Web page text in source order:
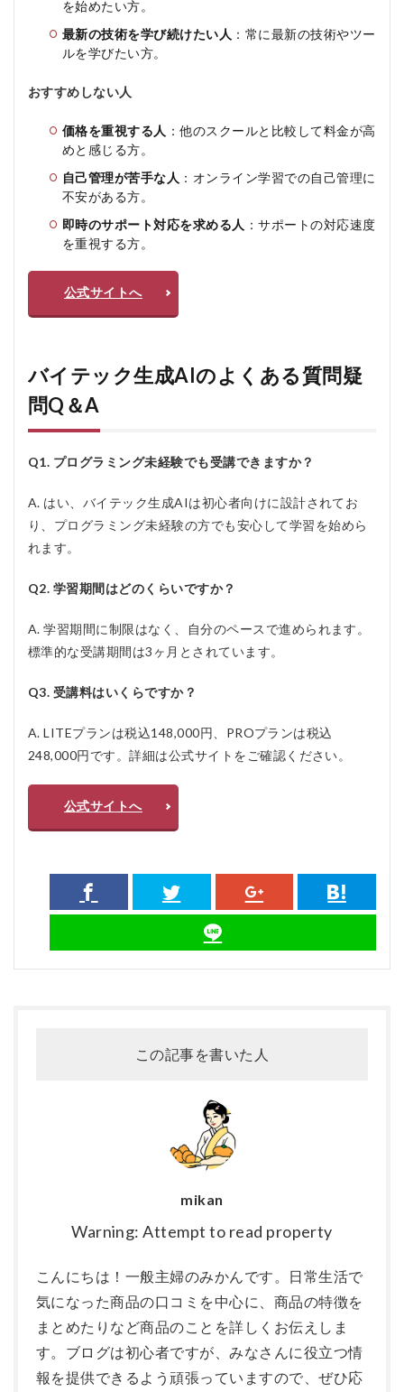
を始めたい方。
最新の技術を学び続けたい人 ：常に最新の技術やツー
ルを学びたい方。
おすすめしない人
価格を重視する人 ：他のスクールと比較して料金が高
めと感じる方。
自己管理が苦手な人 ：オンライン学習での自己管理に
不安がある方。
即時のサポート対応を求める人 ：サポートの対応速度
を重視する方。
公式サイトへ
バイテック生成AIのよくある質問疑
問Q＆A
Q1. プログラミング未経験でも受講できますか？
A. はい、バイテック生成AIは初心者向けに設計されてお
り、プログラミング未経験の方でも安心して学習を始めら
れます。
Q2. 学習期間はどのくらいですか？
A. 学習期間に制限はなく、自分のペースで進められます。
標準的な受講期間は3ヶ月とされています。
Q3. 受講料はいくらですか？
A. LITEプランは税込148,000円、PROプランは税込
248,000円です。詳細は公式サイトをご確認ください。
公式サイトへ
この記事を書いた人
mikan
Warning: Attempt to read property
こんにちは！一般主婦のみかんです。日常生活で
気になった商品の口コミを中心に、商品の特徴を
まとめたりなど商品のことを詳しくお伝えしま
す。ブログは初心者ですが、みなさんに役立つ情
報を提供できるよう頑張っていますので、ぜひ応